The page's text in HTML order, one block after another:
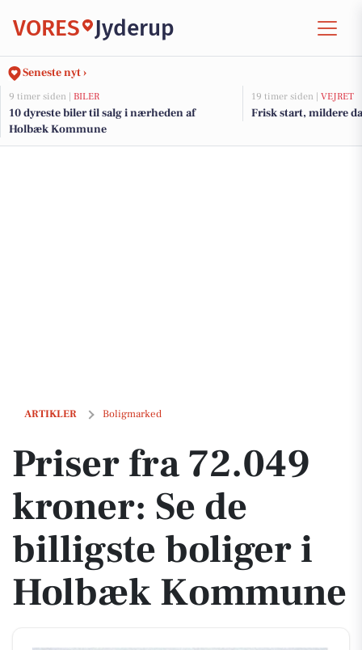
VORES Jyderup
Seneste nyt ›
9 timer siden | BILER
10 dyreste biler til salg i nærheden af
Holbæk Kommune
19 timer siden | VEJRET
Frisk start, mildere
ARTIKLER Boligmarked
Priser fra 72.049 kroner: Se de billigste boliger i Holbæk Kommune
Priser fra 72.049
kroner: Se de
billigste boliger i
Holbæk Kommune